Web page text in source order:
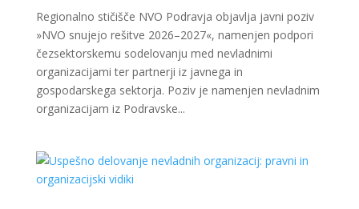
Regionalno stičišče NVO Podravja objavlja javni poziv
»NVO snujejo rešitve 2026–2027«, namenjen podpori
čezsektorskemu sodelovanju med nevladnimi
organizacijami ter partnerji iz javnega in
gospodarskega sektorja. Poziv je namenjen nevladnim
organizacijam iz Podravske...